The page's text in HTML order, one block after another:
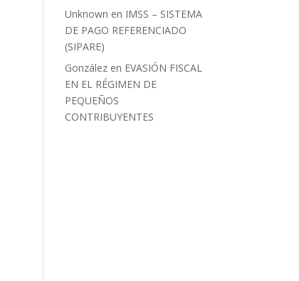
Unknown en IMSS – SISTEMA
DE PAGO REFERENCIADO
(SIPARE)
González en EVASIÓN FISCAL
EN EL RÉGIMEN DE
PEQUEÑOS
CONTRIBUYENTES